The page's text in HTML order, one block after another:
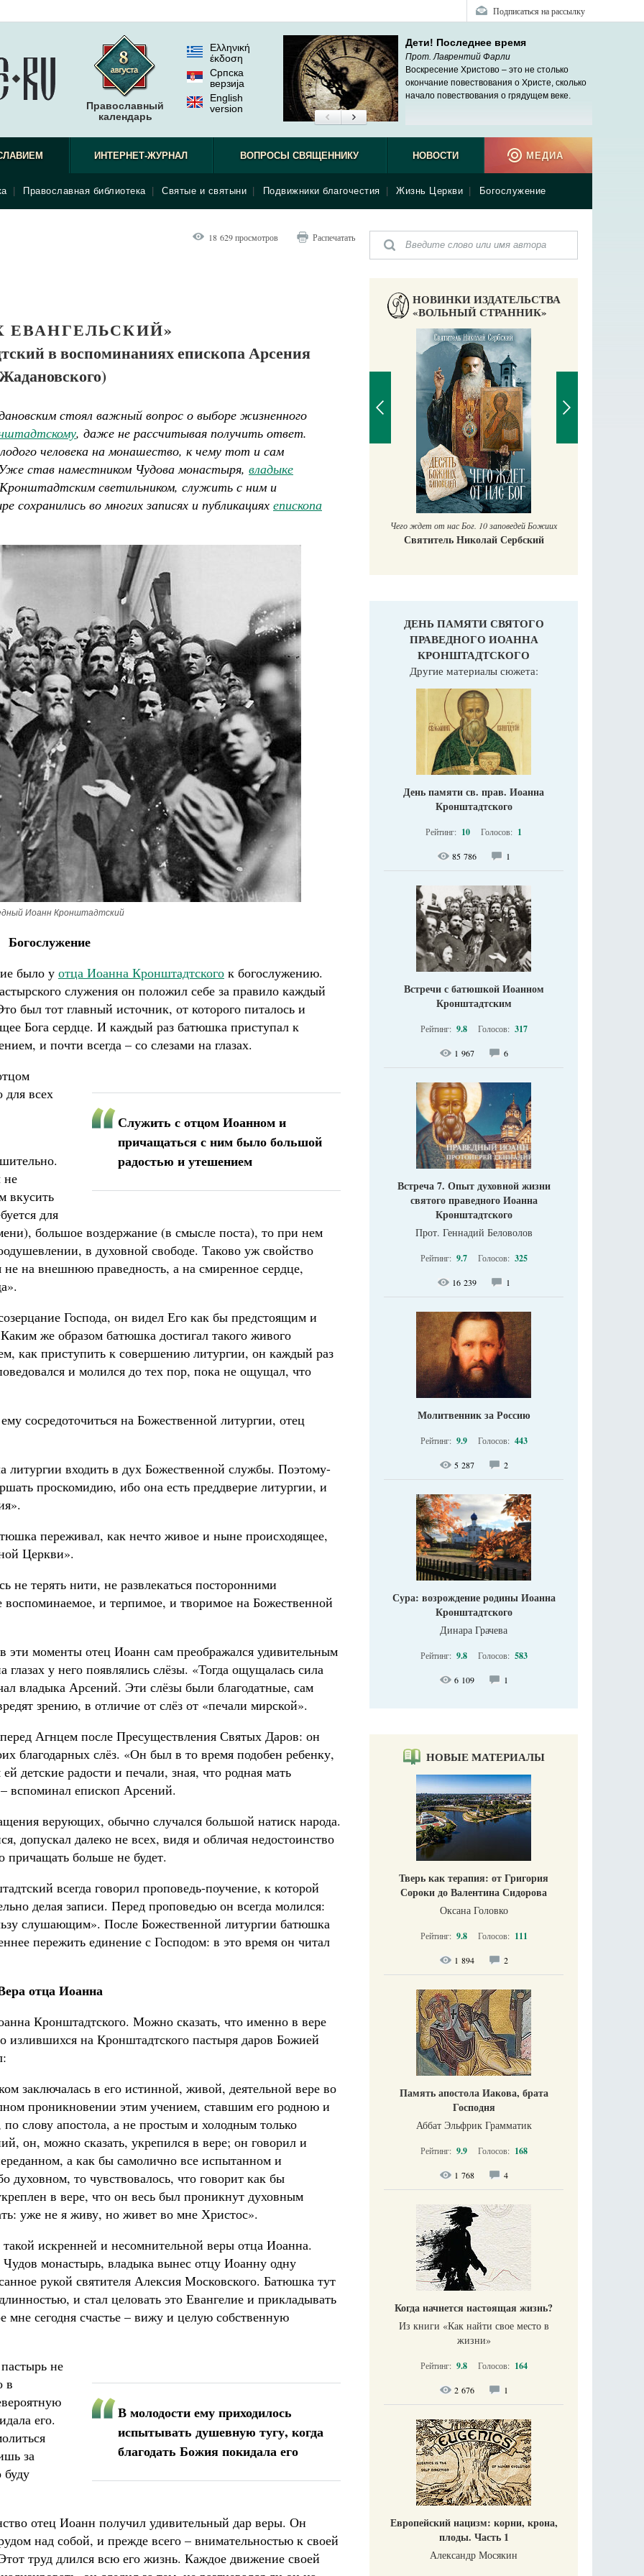
Подписаться на рассылку
Православный
календарь
Ελληνική
έκδοση
Српска
верзиjа
English
version
Дети! Последнее время
Прот. Лаврентий Фарли
Воскресение Христово – это не столько
окончание повествования о Христе, сколько
начало повествования о грядущем веке.
Православная библиотека Святые и святыни Подвижники благочестия Жизнь Церкви Богослужение
ИНТЕРНЕТ-ЖУРНАЛ ВОПРОСЫ СВЯЩЕННИКУ НОВОСТИ МЕДИА
18 629 просмотров Распечатать
ЕВАНГЕЛЬСКИЙ»
в воспоминаниях епископа Арсения
стоял важный вопрос о выборе жизненного
, даже не рассчитывая получить ответ.
человека на монашество, к чему тот и сам
став наместником Чудова монастыря, владыке
светильником, служить с ним и
сохранились во многих записях и публикациях епископа
Иоанн Кронштадтский
Богослужение
было у отца Иоанна Кронштадтского к богослужению.
служения он положил себе за правило каждый
был тот главный источник, от которого питалось и
Бога сердце. И каждый раз батюшка приступал к
и почти всегда – со слезами на глазах.
Служить с отцом Иоанном и
причащаться с ним было большой
радостью и утешением
всех
не
вкусить
для
большое воздержание (в смысле поста), то при нем
в духовной свободе. Таково уж свойство
не на внешнюю праведность, а на смиренное сердце,
Господа, он видел Его как бы предстоящим и
же образом батюшка достигал такого живого
как приступить к совершению литургии, он каждый раз
и молился до тех пор, пока не ощущал, что
сосредоточиться на Божественной литургии, отец
литургии входить в дух Божественной службы. Поэтому-
проскомидию, ибо она есть преддверие литургии, и
переживал, как нечто живое и ныне происходящее,
Церкви».
не терять нити, не развлекаться посторонними
и терпимое, и творимое на Божественной
моменты отец Иоанн сам преображался удивительным
у него появлялись слёзы. «Тогда ощущалась сила
владыка Арсений. Эти слёзы были благодатные, сам
зрению, в отличие от слёз от «печали мирской».
Агнцем после Пресуществления Святых Даров: он
благодарных слёз. «Он был в то время подобен ребенку,
детские радости и печали, зная, что родная мать
вспоминал епископ Арсений.
верующих, обычно случался большой натиск народа.
допускал далеко не всех, видя и обличая недостоинство
причащать больше не будет.
всегда говорил проповедь-поучение, к которой
делая записи. Перед проповедью он всегда молился:
слушающим». После Божественной литургии батюшка
пережить единение с Господом: в это время он читал
отца Иоанна
Кронштадтского. Можно сказать, что именно в вере
излившихся на Кронштадтского пастыря даров Божией
заключалась в его истинной, живой, деятельной вере во
проникновении этим учением, ставшим его родною и
слову апостола, а не простым и холодным только
он, можно сказать, укрепился в вере; он говорил и
а как бы самолично все испытанном и
духовном, то чувствовалось, что говорит как бы
в вере, что он весь был проникнут духовным
уже не я живу, но живет во мне Христос».
искренней и несомнительной веры отца Иоанна.
монастырь, владыка вынес отцу Иоанну одну
рукой святителя Алексия Московского. Батюшка тут
и стал целовать это Евангелие и прикладывать
мне сегодня счастье – вижу и целую собственную
В молодости ему приходилось
испытывать душевную тугу, когда
благодать Божия покидала его
не
в
его.
за
буду
отец Иоанн получил удивительный дар веры. Он
над собой, и прежде всего – внимательностью к своей
труд длился всю его жизнь. Каждое движение своей
НОВИНКИ ИЗДАТЕЛЬСТВА
«ВОЛЬНЫЙ СТРАННИК»
Великомученик Георгий Победоносец. Научись у
святого
Чего ждет от нас Бог. 10 заповедей Божиих
Святитель Николай Сербский
Православный мальчик
Екатерина Баканова
ДЕНЬ ПАМЯТИ СВЯТОГО
ПРАВЕДНОГО ИОАННА
КРОНШТАДТСКОГО
Другие материалы сюжета:
День памяти св. прав. Иоанна
Кронштадтского
Рейтинг: 10 Голосов: 1
85 786 1
Встречи с батюшкой Иоанном
Кронштадтским
Рейтинг: 9.8 Голосов: 317
1 967 6
Встреча 7. Опыт духовной жизни
святого праведного Иоанна
Кронштадтского
Прот. Геннадий Беловолов
Рейтинг: 9.7 Голосов: 325
16 239 1
Молитвенник за Россию
Рейтинг: 9.9 Голосов: 443
5 287 2
Сура: возрождение родины Иоанна
Кронштадтского
Динара Грачева
Рейтинг: 9.8 Голосов: 583
6 109 1
НОВЫЕ МАТЕРИАЛЫ
Тверь как терапия: от Григория
Сороки до Валентина Сидорова
Оксана Головко
Рейтинг: 9.8 Голосов: 111
1 894 2
Память апостола Иакова, брата
Господня
Аббат Эльфрик Грамматик
Рейтинг: 9.9 Голосов: 168
1 768 4
Когда начнется настоящая жизнь?
Из книги «Как найти свое место в
жизни​»
Рейтинг: 9.8 Голосов: 164
2 676 1
Европейский нацизм: корни, крона,
плоды. Часть 1
Александр Мосякин